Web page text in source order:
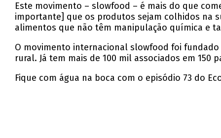
Este movimento – slowfood – é mais do que
importante] que os produtos sejam colhidos na
alimentos que não têm manipulação química e
O movimento internacional slowfood foi
rural. Já tem mais de 100 mil associados em
Fique com água na boca com o episódio 73 do